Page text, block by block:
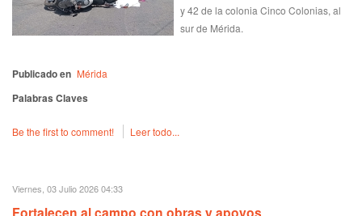
y 42 de la colonia Cinco Colonias, al
sur de Mérida.
Publicado en Mérida
Palabras Claves
Be the first to comment! Leer todo...
Viernes, 03 Julio 2026 04:33